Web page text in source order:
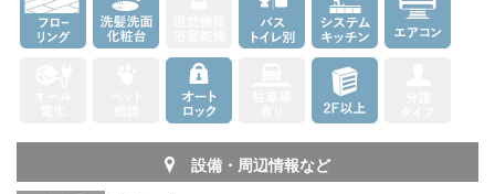
設備・周辺情報など